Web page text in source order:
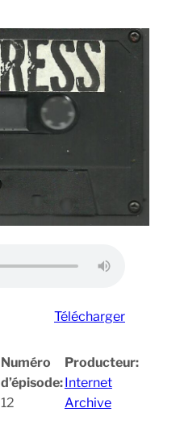
Télécharger
Numéro
d’épisode:
12
Producteur:
Internet
Archive